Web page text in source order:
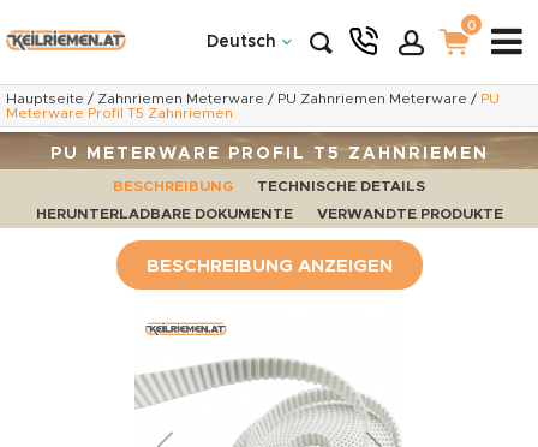
Deutsch
0
Hauptseite / Zahnriemen Meterware / PU Zahnriemen Meterware / PU
Meterware Profil T5 Zahnriemen
PU METERWARE PROFIL T5 ZAHNRIEMEN
BESCHREIBUNG
TECHNISCHE DETAILS
HERUNTERLADBARE DOKUMENTE
VERWANDTE PRODUKTE
BESCHREIBUNG ANZEIGEN